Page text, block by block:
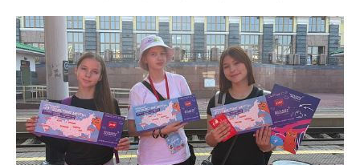
6 вопросов. Южноуральцам, например, предлагают поделиться
опасениями, мучающими их накануне зимы. Среди вариантов:
своевременное начало отопительного сезона, температура в
квартире, возможные аварии и перебои, размер платы за
отопление. А также поставить оценку работе управляющей
компании – в диапазоне от «Безусловно хорошо» до
«Безусловно плохо». «Опрос займет всего пару минут, но ваши
ответы помогут обратить внимание на темы, которые
действительно важны для людей», - утверждают в
министерстве.